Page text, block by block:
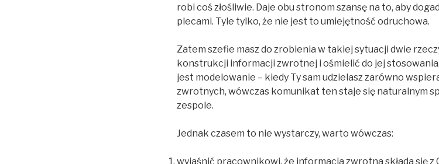
robi coś złośliwie. Daje obu stronom szansę na to, aby
plecami. Tyle tylko, że nie jest to umiejętność odruchowa.
Zatem szefie masz do zrobienia w takiej sytuacji dwie
konstrukcji informacji zwrotnej i ośmielić do jej
jest modelowanie – kiedy Ty sam udzielasz zarówno
zwrotnych, wówczas komunikat ten staje się naturalnym
zespole.
Jednak czasem to nie wystarczy, warto wówczas:
wyjaśnić pracownikowi, że informacja zwrotna składa się